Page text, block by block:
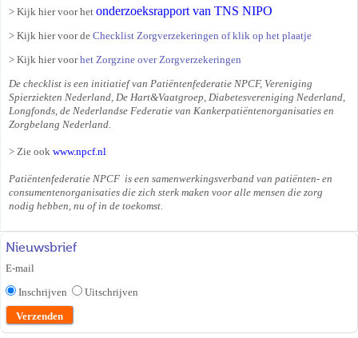
> Kijk hier voor het onderzoeksrapport van TNS NIPO
> Kijk hier voor de Checklist Zorgverzekeringen of klik op het plaatje
> Kijk hier voorhet Zorgzine over Zorgverzekeringen
De checklist is een initiatief van Patiëntenfederatie NPCF, Vereniging
Spierziekten Nederland, De Hart&Vaatgroep, Diabetesvereniging Nederland,
Longfonds, de Nederlandse Federatie van Kankerpatiëntenorganisaties en
Zorgbelang Nederland.
> Zie ook www.npcf.nl
Patiëntenfederatie NPCF is een samenwerkingsverband van patiënten- en
consumentenorganisaties die zich sterk maken voor alle mensen die zorg
nodig hebben, nu of in de toekomst.
Nieuwsbrief
E-mail
Inschrijven
Uitschrijven